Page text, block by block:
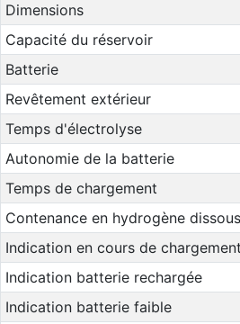
Dimensions
Capacité du réservoir
Batterie
Revêtement extérieur
Temps d'électrolyse
Autonomie de la batterie
Temps de chargement
Contenance en hydrogène
Indication en cours de chargement
Indication batterie rechargée
Indication batterie faible